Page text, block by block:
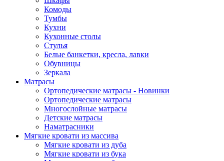
Комоды
Тумбы
Кухни
Кухонные столы
Стулья
Белые банкетки, кресла, лавки
Обувницы
Зеркала
Матрасы
Ортопедические матрасы - Новинки
Ортопедические матрасы
Многослойные матрасы
Детские матрасы
Наматрасники
Мягкие кровати из массива
Мягкие кровати из дуба
Мягкие кровати из бука